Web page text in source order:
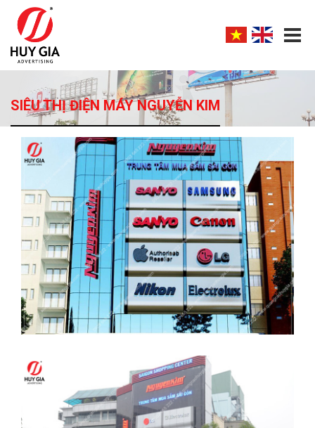
SIÊU THỊ ĐIỆN MÁY NGUYỄN KIM